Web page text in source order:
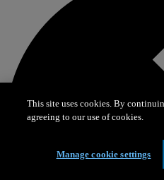
This site uses cookies. By
agreeing to our use of cookies.
Manage cookie settings